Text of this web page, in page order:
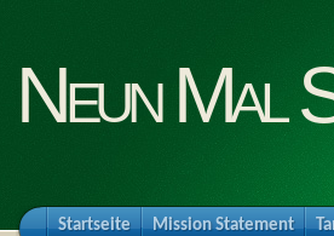
Neun Mal
Startseite Mission Statement